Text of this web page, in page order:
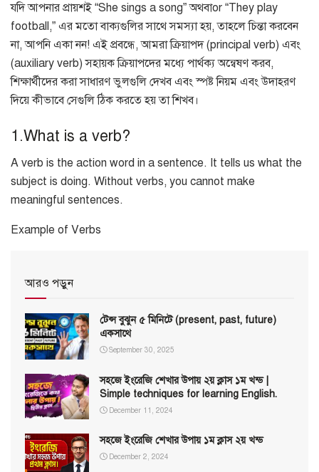
যদি আপনার প্রায়শই “She sings a song” অথবাor “They play
football,” এর মতো বাক্যগুলির সাথে সমস্যা হয়, তাহলে চিন্তা করবেন
না, আপনি একা নন! এই প্রবন্ধে, আমরা ক্রিয়াপদ (principal verb) এবং
(auxiliary verb) সহায়ক ক্রিয়াপদের মধ্যে পার্থক্য অন্বেষণ করব,
শিক্ষার্থীদের করা সাধারণ ভুলগুলি দেখব এবং স্পষ্ট নিয়ম এবং উদাহরণ
দিয়ে কীভাবে সেগুলি ঠিক করতে হয় তা শিখব।
1.What is a verb?
A verb is the action word in a sentence. It tells us what the
subject is doing. Without verbs, you cannot make
meaningful sentences.
Example of Verbs
আরও পড়ুন
টেন্স বুঝুন ৫ মিনিটে (present, past, future)
একসাথে
September 30, 2025
সহজে ইংরেজি শেখার উপায় ২য় ক্লাস ১ম খন্ড |
Simple techniques for learning English.
December 11, 2024
সহজে ইংরেজি শেখার উপায় ১ম ক্লাস ২য় খন্ড
December 2, 2024